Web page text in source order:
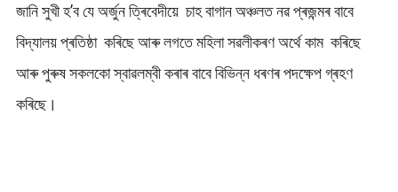
জানি সুখী হ’ব যে অৰ্জুন ত্ৰিবেদীয়ে চাহ বাগান অঞ্চলত নৱ প্ৰজন্মৰ বাবে
বিদ্যালয় প্ৰতিষ্ঠা কৰিছে আৰু লগতে মহিলা সৱলীকৰণ অৰ্থে কাম কৰিছে
আৰু পুৰুষ সকলকো স্বাৱলম্বী কৰাৰ বাবে বিভিন্ন ধৰণৰ পদক্ষেপ গ্ৰহণ
কৰিছে।